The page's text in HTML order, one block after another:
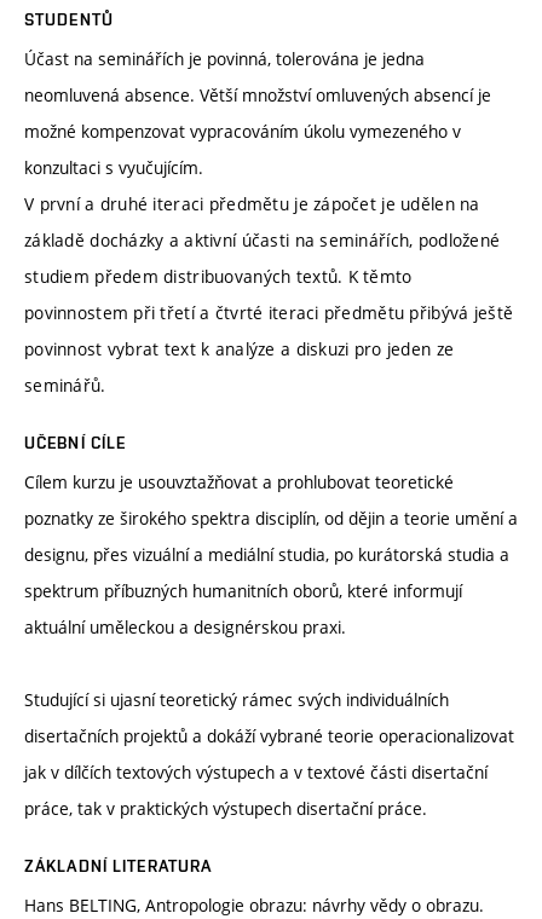
STUDENTŮ
Účast na seminářích je povinná, tolerována je jedna
neomluvená absence. Větší množství omluvených absencí je
možné kompenzovat vypracováním úkolu vymezeného v
konzultaci s vyučujícím.
V první a druhé iteraci předmětu je zápočet je udělen na
základě docházky a aktivní účasti na seminářích, podložené
studiem předem distribuovaných textů. K těmto
povinnostem při třetí a čtvrté iteraci předmětu přibývá ještě
povinnost vybrat text k analýze a diskuzi pro jeden ze
seminářů.
UČEBNÍ CÍLE
Cílem kurzu je usouvztažňovat a prohlubovat teoretické
poznatky ze širokého spektra disciplín, od dějin a teorie umění a
designu, přes vizuální a mediální studia, po kurátorská studia a
spektrum příbuzných humanitních oborů, které informují
aktuální uměleckou a designérskou praxi.
Studující si ujasní teoretický rámec svých individuálních
disertačních projektů a dokáží vybrané teorie operacionalizovat
jak v dílčích textových výstupech a v textové části disertační
práce, tak v praktických výstupech disertační práce.
ZÁKLADNÍ LITERATURA
Hans BELTING, Antropologie obrazu: návrhy vědy o obrazu.